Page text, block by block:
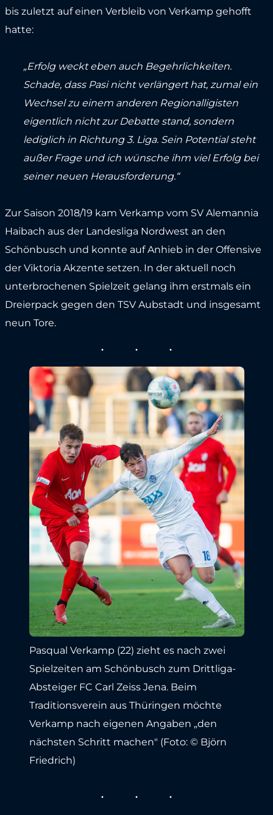
bis zuletzt auf einen Verbleib von Verkamp gehofft
hatte:
„Erfolg weckt eben auch Begehrlichkeiten.
Schade, dass Pasi nicht verlängert hat, zumal ein
Wechsel zu einem anderen Regionalligisten
eigentlich nicht zur Debatte stand, sondern
lediglich in Richtung 3. Liga. Sein Potential steht
außer Frage und ich wünsche ihm viel Erfolg bei
seiner neuen Herausforderung.“
Zur Saison 2018/19 kam Verkamp vom SV Alemannia
Haibach aus der Landesliga Nordwest an den
Schönbusch und konnte auf Anhieb in der Offensive
der Viktoria Akzente setzen. In der aktuell noch
unterbrochenen Spielzeit gelang ihm erstmals ein
Dreierpack gegen den TSV Aubstadt und insgesamt
neun Tore.
Pasqual Verkamp (22) zieht es nach zwei
Spielzeiten am Schönbusch zum Drittliga-
Absteiger FC Carl Zeiss Jena. Beim
Traditionsverein aus Thüringen möchte
Verkamp nach eigenen Angaben „den
nächsten Schritt machen" (Foto: © Björn
Friedrich)